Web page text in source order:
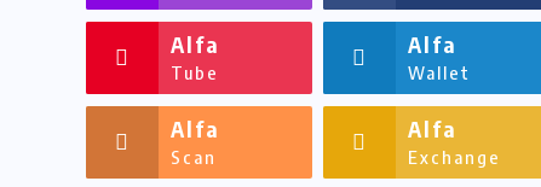
Alfa
Tube
Alfa
Wallet
Alfa
Scan
Alfa
Exchange